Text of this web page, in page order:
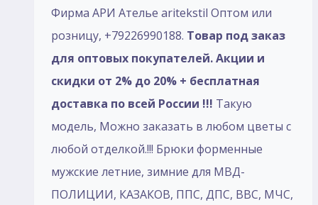
Фирма АРИ Ателье aritekstil Оптом или
розницу, +79226990188. Товар под заказ
для оптовых покупателей. Акции и
скидки от 2% до 20% + бесплатная
доставка по всей России !!! Такую
модель, Mожно заказать в любом цветы с
любой отделкой.!!! Брюки форменные
мужские летние, зимние для МВД-
ПОЛИЦИИ, КАЗАКОВ, ППС, ДПС, ВВС, МЧС,